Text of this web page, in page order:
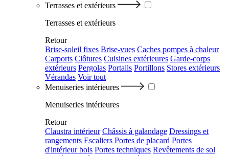
Terrasses et extérieurs
Terrasses et extérieurs
Retour
Brise-soleil fixes Brise-vues Caches pompes à chaleur
Carports Clôtures Cuisines extérieures Garde-corps
extérieurs Pergolas Portails Portillons Stores extérieurs
Vérandas Voir tout
Menuiseries intérieures
Menuiseries intérieures
Retour
Claustra intérieur Châssis à galandage Dressings et
rangements Escaliers Portes de placard Portes
d'intérieur bois Portes techniques Revêtements de sol